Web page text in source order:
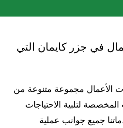
في جزر كايمان التي
الأعمال مجموعة متنوعة من
لتلبية الاحتياجات
جميع جوانب عملية